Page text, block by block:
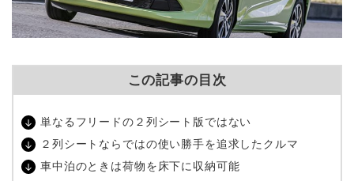
この記事の目次
単なるフリードの２列シート版ではない
２列シートならではの使い勝手を追求したクルマ
車中泊のときは荷物を床下に収納可能